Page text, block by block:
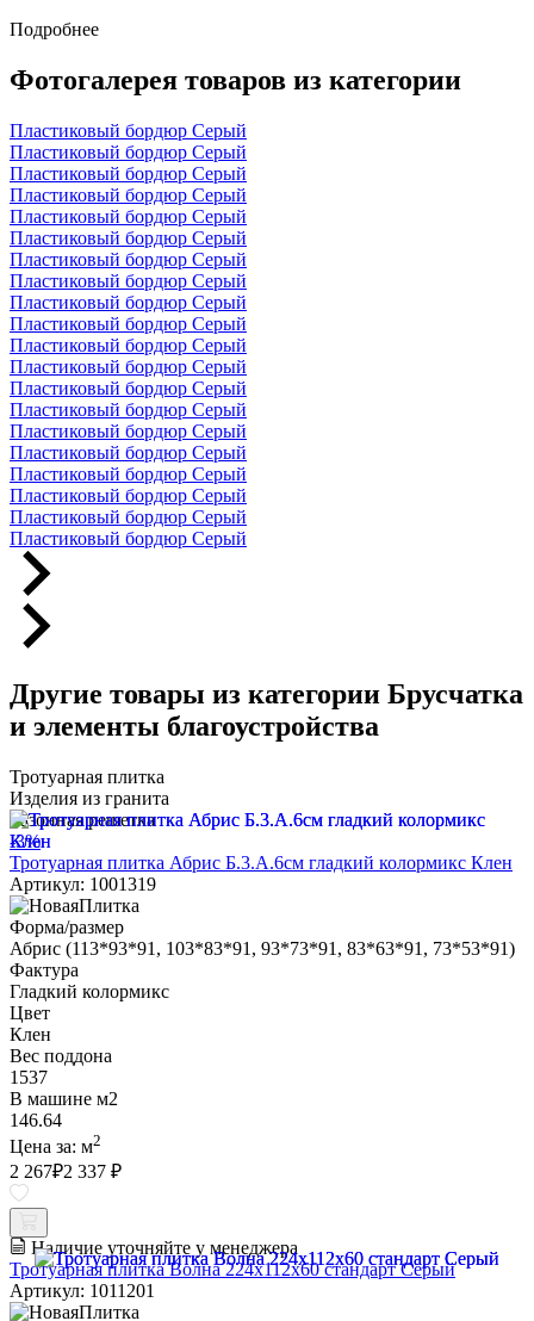
Подробнее
Фотогалерея товаров из категории
Пластиковый бордюр Серый
Пластиковый бордюр Серый
Пластиковый бордюр Серый
Пластиковый бордюр Серый
Пластиковый бордюр Серый
Пластиковый бордюр Серый
Пластиковый бордюр Серый
Пластиковый бордюр Серый
Пластиковый бордюр Серый
Пластиковый бордюр Серый
Пластиковый бордюр Серый
Пластиковый бордюр Серый
Пластиковый бордюр Серый
Пластиковый бордюр Серый
Пластиковый бордюр Серый
Пластиковый бордюр Серый
Пластиковый бордюр Серый
Пластиковый бордюр Серый
Пластиковый бордюр Серый
Пластиковый бордюр Серый
Другие товары из категории Брусчатка
и элементы благоустройства
Тротуарная плитка
Изделия из гранита
Газонная решетка
-3%
Тротуарная плитка Абрис Б.3.А.6см гладкий колормикс Клен
Артикул: 1001319
Форма/размер
Абрис (113*93*91, 103*83*91, 93*73*91, 83*63*91, 73*53*91)
Фактура
Гладкий колормикс
Цвет
Клен
Вес поддона
1537
В машине м2
146.64
Цена за: м2
2 267₽2 337 ₽
Наличие уточняйте у менеджера
Тротуарная плитка Волна 224х112х60 стандарт Серый
Артикул: 1011201